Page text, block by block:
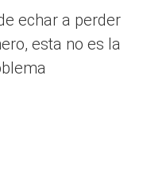
echar a perder
esta no es la